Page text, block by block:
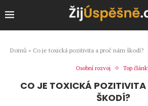
Domů » Co je toxická pozitivita a proč nám škodí?
Osobní rozvoj Top
CO JE TOXICKÁ
ŠKODÍ?